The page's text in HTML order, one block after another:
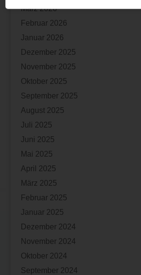
März 2026
Februar 2026
Januar 2026
Dezember 2025
November 2025
Oktober 2025
September 2025
August 2025
Juli 2025
Juni 2025
Mai 2025
April 2025
März 2025
Februar 2025
Januar 2025
Dezember 2024
November 2024
Oktober 2024
September 2024